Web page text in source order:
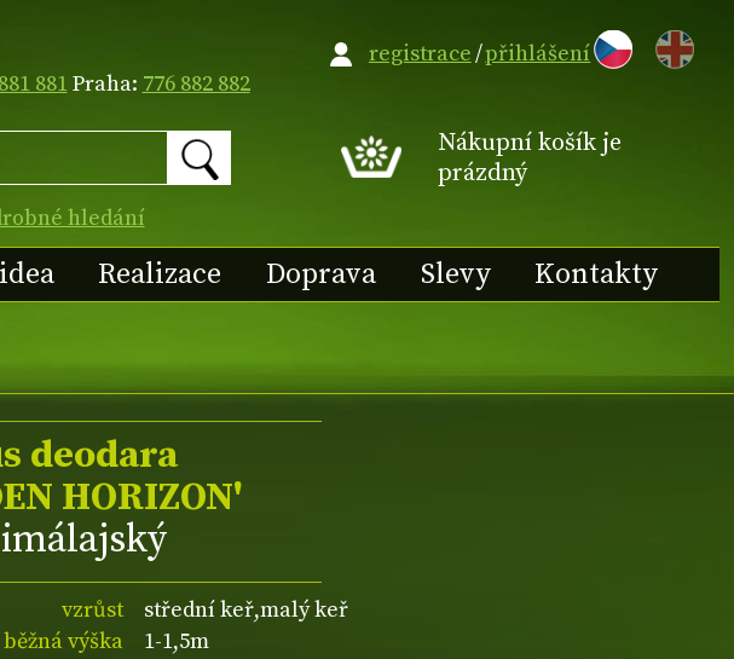
881Praha: 776 882 882
hledání
EN
Nákupní košík je
prázdný
Realizace Doprava Slevy Kontakty
registrace/přihlášení
deodara
HORIZON'
vzrůst
střední keř,malý keř
běžná výška
1-1,5m